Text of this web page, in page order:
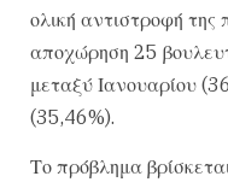
ολική αντιστροφή
αποχώρηση 25
μεταξύ Ιανουαρίου
(35,46%).
Το πρόβλημα